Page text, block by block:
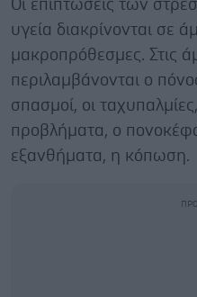
Οι επιπτώσεις των
υγεία διακρίνονται σε
μακροπρόθεσμες. Στις
περιλαμβάνονται ο
σπασμοί, οι
προβλήματα, ο
εξανθήματα, η κόπωση.